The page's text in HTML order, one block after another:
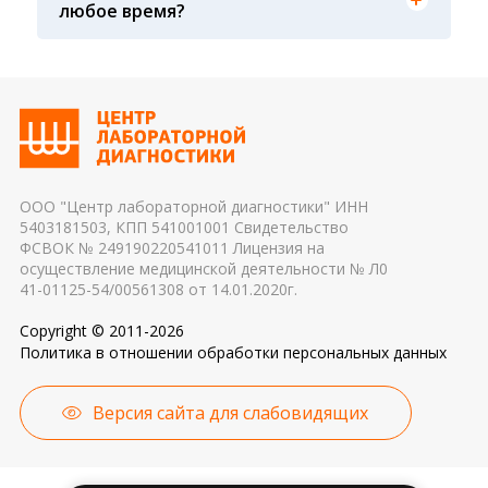
Транспортировка и хранение биологического
применяемые реагенты также могут стать
причиной погрешности в результатах
любое время?
дня, поэтому взятие крови обычно проводится
ООО "Центр лабораторной диагностики" ИНН
5403181503, КПП 541001001 Свидетельство
ФСВОК № 249190220541011 Лицензия на
осуществление медицинской деятельности № Л0
41-01125-54/00561308 от 14.01.2020г.
Copyright © 2011-2026
Политика в отношении обработки персональных данных
Версия сайта для слабовидящих